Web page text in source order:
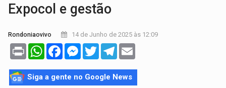
Expocol e gestão
Rondoniaovivo 14 de Junho de 2025 às 12:09
Print WhatsAppFacebookMessenger
TwitterTelegram
Siga a gente no Google News